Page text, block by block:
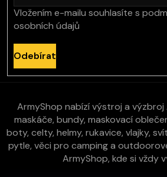
Vložením e-mailu souhlasíte s
osobních údajů
Odebírat
ArmyShop nabízí výstroj a výzbroj
maskáče, bundy, maskovací
boty, celty, helmy, rukavice, vlajky,
pytle, věci pro camping a
ArmyShop, kde si vždy